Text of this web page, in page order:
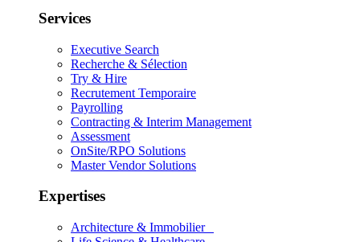
Services
Executive Search
Recherche & Sélection
Try & Hire
Recrutement Temporaire
Payrolling
Contracting & Interim Management
Assessment
OnSite/RPO Solutions
Master Vendor Solutions
Expertises
Architecture & Immobilier